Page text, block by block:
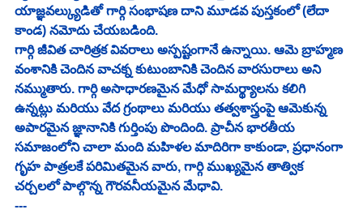
యాజ్ఞవల్క్యుడితో గార్గి సంభాషణ దాని మూడవ పుస్తకంలో (లేదా
కాండ) నమోదు చేయబడింది.
గార్గి జీవిత చారిత్రక వివరాలు అస్పష్టంగానే ఉన్నాయి. ఆమె బ్రాహ్మణ
వంశానికి చెందిన వాచక్న కుటుంబానికి చెందిన వారసురాలు అని
నమ్ముతారు. గార్గి అసాధారణమైన మేధో సామర్థ్యాలను కలిగి
ఉన్నట్లు మరియు వేద గ్రంథాలు మరియు తత్వశాస్త్రంపై ఆమెకున్న
అపారమైన జ్ఞానానికి గుర్తింపు పొందింది. ప్రాచీన భారతీయ
సమాజంలోని చాలా మంది మహిళల మాదిరిగా కాకుండా, ప్రధానంగా
గృహ పాత్రలకే పరిమితమైన వారు, గార్గి ముఖ్యమైన తాత్విక
చర్చలలో పాల్గొన్న గౌరవనీయమైన మేధావి.
---